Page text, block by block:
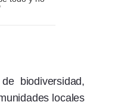
biodiversidad,
locales